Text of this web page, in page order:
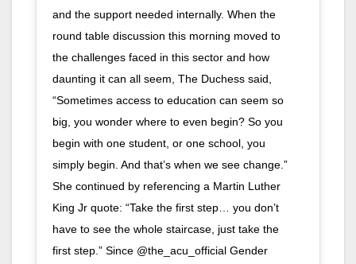
and the support needed internally. When the
round table discussion this morning moved to
the challenges faced in this sector and how
daunting it can all seem, The Duchess said,
“Sometimes access to education can seem so
big, you wonder where to even begin? So you
begin with one student, or one school, you
simply begin. And that’s when we see change.”
She continued by referencing a Martin Luther
King Jr quote: “Take the first step… you don’t
have to see the whole staircase, just take the
first step.” Since @the_acu_official Gender